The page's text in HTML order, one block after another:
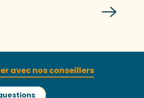
avec nos conseillers